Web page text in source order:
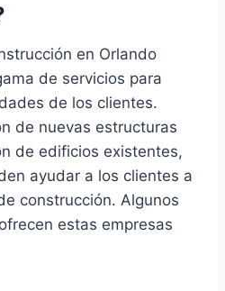
en Orlando
de servicios para
de los clientes.
de nuevas estructuras
de edificios existentes,
ayudar a los clientes a
construcción. Algunos
estas empresas